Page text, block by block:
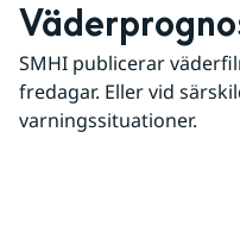
SMHI publicerar
fredagar. Eller vid
varningssituationer.